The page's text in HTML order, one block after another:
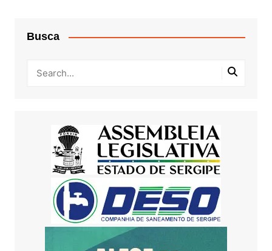
Busca